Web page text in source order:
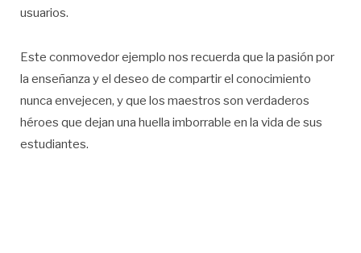
usuarios.
Este conmovedor ejemplo nos recuerda que la pasión por
la enseñanza y el deseo de compartir el conocimiento
nunca envejecen, y que los maestros son verdaderos
héroes que dejan una huella imborrable en la vida de sus
estudiantes.